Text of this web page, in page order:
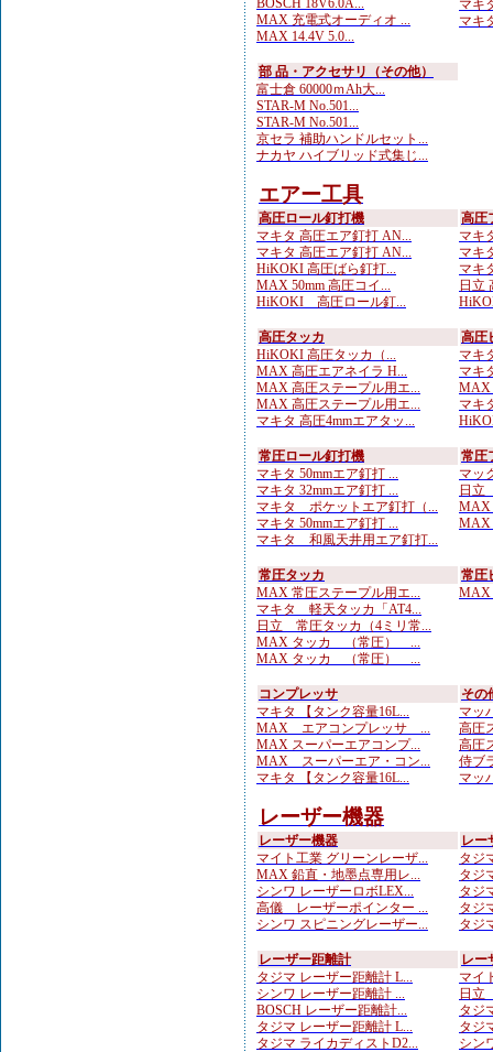
BOSCH 18V6.0A...
MAX 充電式オーディオ ...
MAX 14.4V 5.0...
マキ
マキ
部 品・アクセサリ（その他）
富士倉 60000ｍAh大...
STAR-M No.501...
STAR-M No.501...
京セラ 補助ハンドルセット...
ナカヤ ハイブリッド式集じ...
エアー工具
高圧ロール釘打機
マキタ 高圧エア釘打 AN...
マキタ 高圧エア釘打 AN...
HiKOKI 高圧ばら釘打...
MAX 50mm 高圧コイ...
HiKOKI 高圧ロール釘...
高圧
マキ
マキ
マキ
日立
高圧タッカ
HiKOKI 高圧タッカ（...
MAX 高圧エアネイラ H...
MAX 高圧ステープル用エ...
MAX 高圧ステープル用エ...
マキタ 高圧4mmエアタッ...
高圧
マキ
マキ
MAX
マキ
常圧ロール釘打機
マキタ 50mmエア釘打 ...
マキタ 32mmエア釘打 ...
マキタ ポケットエア釘打（...
マキタ 50mmエア釘打 ...
マキタ 和風天井用エア釘打...
常圧
マッ
日立
MAX
MAX
常圧タッカ
MAX 常圧ステープル用エ...
マキタ 軽天タッカ「AT4...
日立 常圧タッカ（4ミリ常...
MAX タッカ （常圧） ...
MAX タッカ （常圧） ...
常圧
MAX
コンプレッサ
マキタ 【タンク容量16L...
MAX エアコンプレッサ ...
MAX スーパーエアコンプ...
MAX スーパーエア・コン...
マキタ 【タンク容量16L...
その
マッ
高圧
高圧
侍ブ
マッ
レーザー機器
レーザー機器
マイト工業 グリーンレーザ...
MAX 鉛直・地墨点専用レ...
シンワ レーザーロボLEX...
高儀 レーザーポインター ...
シンワ スピニングレーザー...
レー
タジ
タジ
タジ
タジ
タジ
レーザー距離計
タジマ レーザー距離計 L...
シンワ レーザー距離計 ...
BOSCH レーザー距離計...
タジマ レーザー距離計 L...
タジマ ライカディストD2...
レー
マイ
日
タジ
タジ
シン